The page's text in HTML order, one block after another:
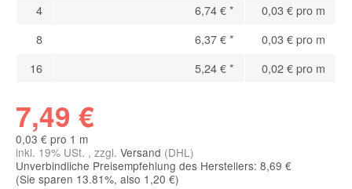
4 6,74 €*
0,03 € pro m
8
6,37 €*
0,03 € pro m
16
5,24 €* 0,02 € pro m
7,49 €
0,03 € pro 1 m
inkl. 19% USt. , zzgl. Versand (DHL)
Unverbindliche Preisempfehlung des Herstellers: 8,69 €
(Sie sparen 13.81%, also 1,20 €)